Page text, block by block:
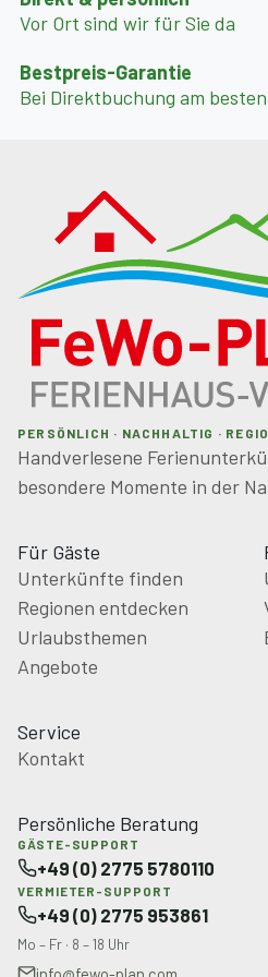
Vor Ort sind wir für Sie da
Bestpreis-Garantie
Bei Direktbuchung am
PERSÖNLICH · NACHHALTIG ·
Handverlesene
besondere Momente in der
Für Gäste
Unterkünfte finden
Regionen entdecken
Urlaubsthemen
Angebote
Service
Kontakt
Persönliche Beratung
GÄSTE-SUPPORT
+49 (0) 2775 5780110
VERMIETER-SUPPORT
+49 (0) 2775 953861
Mo – Fr · 8 – 18 Uhr